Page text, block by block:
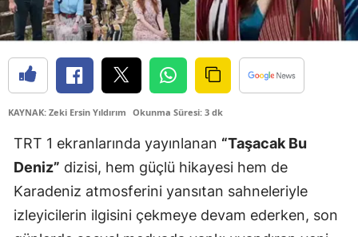
Diyarbakır
Edirne
Elazığ
Erzurum
Eskişehir
Gaziantep
KAYNAK: Zeki Ersin Yıldırım Okunma Süresi: 3 dk
TRT 1 ekranlarında yayınlanan “Taşacak Bu
Deniz” dizisi, hem güçlü hikayesi hem de
Karadeniz atmosferini yansıtan sahneleriyle
izleyicilerin ilgisini çekmeye devam ederken, son